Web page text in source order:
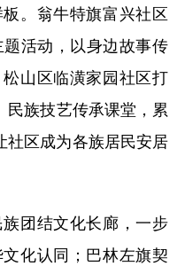
黑龙江
Français عربى
。翁牛特旗富兴社区
活动，以身边故事传
山区临潢家园社区打
民族技艺传承课堂，累
社区成为各族居民安居
团结文化长廊，一步
化认同；巴林左旗契